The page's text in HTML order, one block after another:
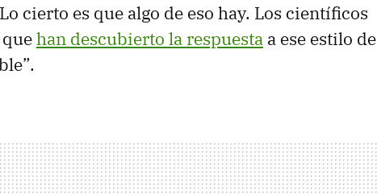
cierto es que algo de eso hay. Los científicos
han descubierto la respuesta a ese estilo de